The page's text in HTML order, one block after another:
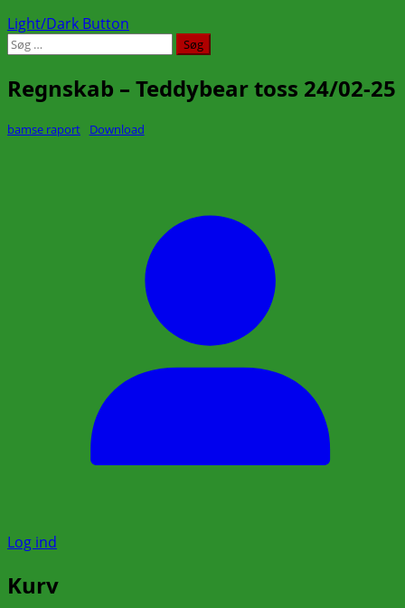
Light/Dark Button
Søg
Regnskab – Teddybear toss 24/02-25
bamse raport Download
Log ind
Kurv